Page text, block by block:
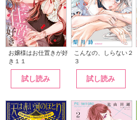
お嬢様はお仕置きが好
き１１
試し読み
こんなの、しらない２
３
試し読み